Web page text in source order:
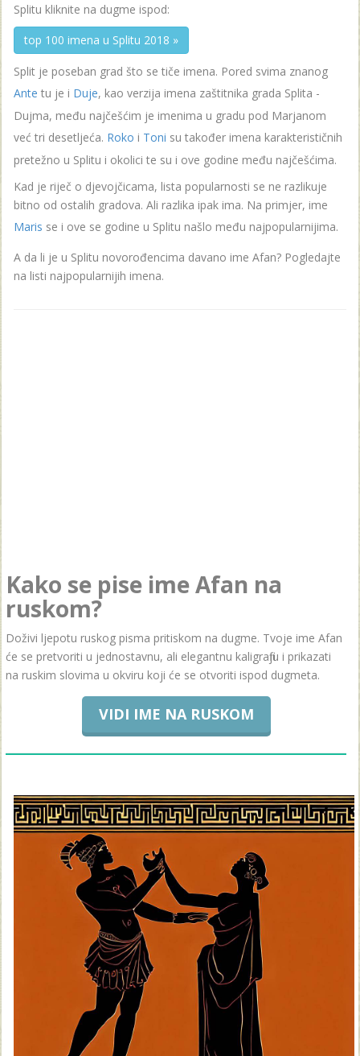
Splitu kliknite na dugme ispod:
top 100 imena u Splitu 2018 »
Split je poseban grad što se tiče imena. Pored svima znanog
Ante tu je i Duje, kao verzija imena zaštitnika grada Splita -
Dujma, među najčešćim je imenima u gradu pod Marjanom
već tri desetljeća. Roko i Toni su također imena karakterističnih
pretežno u Splitu i okolici te su i ove godine među najčešćima.
Kad je riječ o djevojčicama, lista popularnosti se ne razlikuje
bitno od ostalih gradova. Ali razlika ipak ima. Na primjer, ime
Maris se i ove se godine u Splitu našlo među najpopularnijima.
A da li je u Splitu novorođencima davano ime Afan? Pogledajte
na listi najpopularnijih imena.
Kako se pise ime Afan na
ruskom?
Doživi ljepotu ruskog pisma pritiskom na dugme. Tvoje ime Afan
će se pretvoriti u jednostavnu, ali elegantnu kaligrafiju i prikazati
na ruskim slovima u okviru koji će se otvoriti ispod dugmeta.
VIDI IME NA RUSKOM